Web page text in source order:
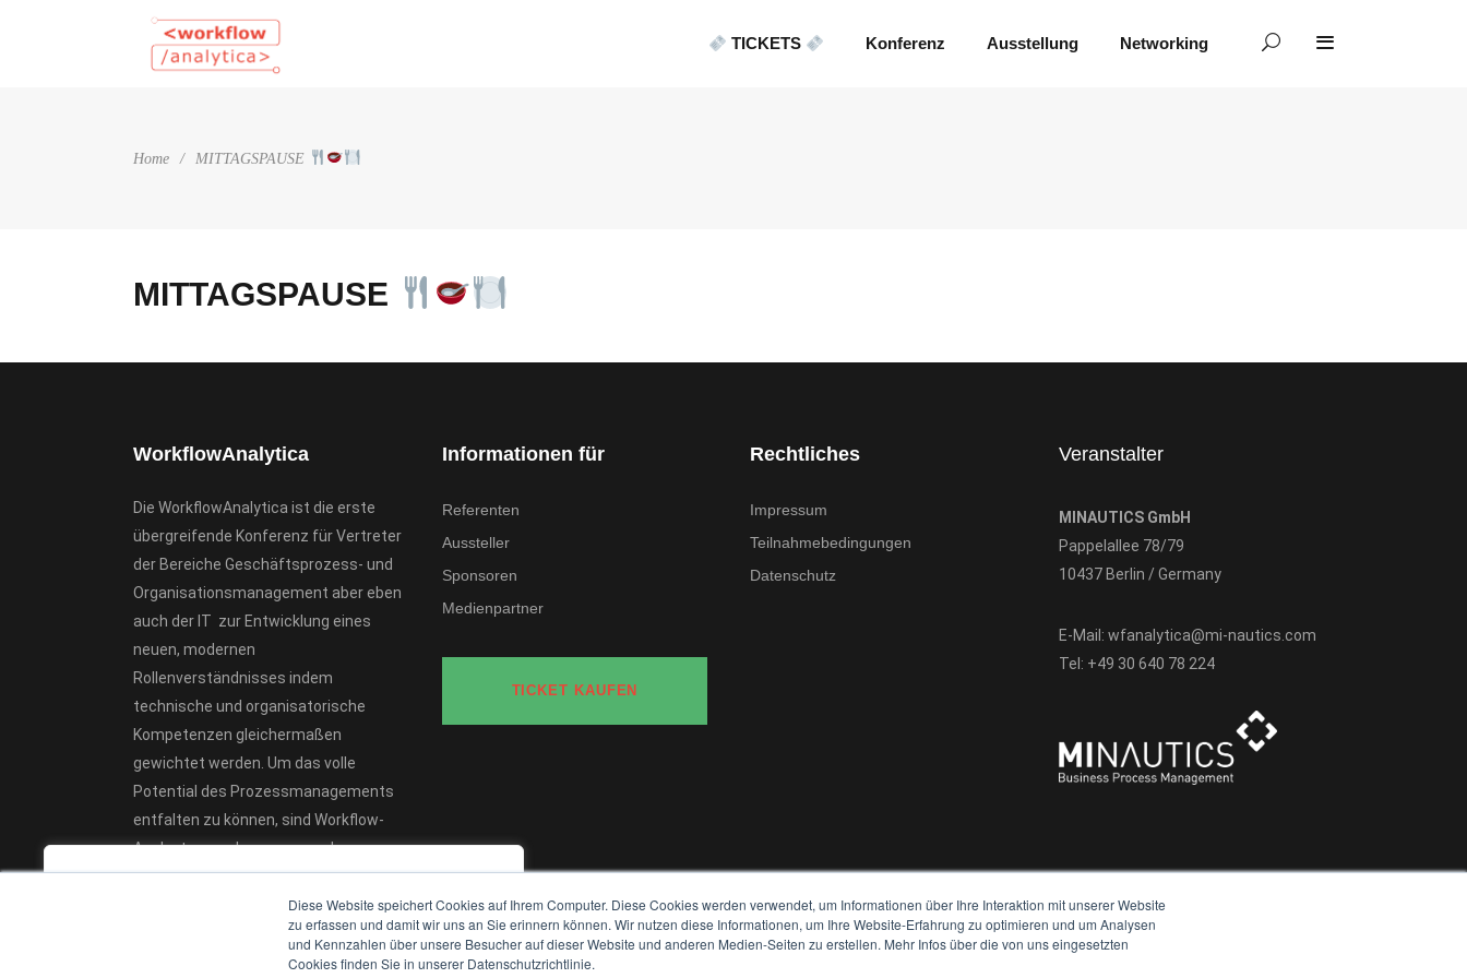
Diese Website speichert Cookies auf Ihrem Computer. Diese Cookies werden verwendet, um Informationen über Ihre Interaktion mit unserer Website
zu erfassen und damit wir uns an Sie erinnern können. Wir nutzen diese Informationen, um Ihre Website-Erfahrung zu optimieren und um Analysen
und Kennzahlen über unsere Besucher auf dieser Website und anderen Medien-Seiten zu erstellen. Mehr Infos über die von uns eingesetzten
Cookies finden Sie in unserer Datenschutzrichtlinie.
We value your privacy
We use cookies to enhance your browsing experience, serve
personalised ads or content, and analyse our traffic. By
clicking "Accept All", you consent to our use of cookies.
TICKETS Konferenz Ausstellung Networking
Home / MITTAGSPAUSE
MITTAGSPAUSE
WorkflowAnalytica
Die WorkflowAnalytica ist die erste
übergreifende Konferenz für Vertreter
der Bereiche Geschäftsprozess- und
Organisationsmanagement aber eben
auch der IT zur Entwicklung eines
neuen, modernen
Rollenverständnisses indem
technische und organisatorische
Kompetenzen gleichermaßen
gewichtet werden. Um das volle
Potential des Prozessmanagements
entfalten zu können, sind Workflow-
Analysten von herausragender
Bedeutung.
Informationen für
Referenten
Aussteller
Sponsoren
Medienpartner
TICKET KAUFEN
Rechtliches
Impressum
Teilnahmebedingungen
Datenschutz
Veranstalter
MINAUTICS GmbH
Pappelallee 78/79
10437 Berlin / Germany
E-Mail: wfanalytica@mi-nautics.com
Tel: +49 30 640 78 224